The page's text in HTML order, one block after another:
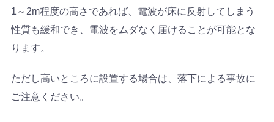
1～2m程度の高さであれば、電波が床に反射してしまう
性質も緩和でき、電波をムダなく届けることが可能とな
ります。
ただし高いところに設置する場合は、落下による事故に
ご注意ください。